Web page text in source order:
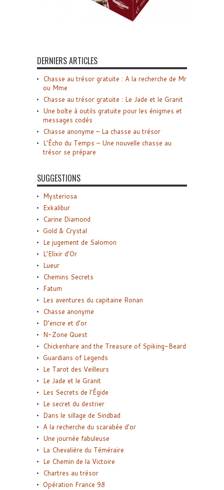
DERNIERS ARTICLES
Chasse au trésor gratuite : A la recherche de Mr
ou Mme
Chasse au trésor gratuite : Le Jade et le Granit
Une boîte à outils gratuite pour les énigmes et
messages codés
Chasse anonyme – La chasse au trésor
L’Écho du Temps – Une nouvelle chasse au
trésor se prépare
SUGGESTIONS
Mysteriosa
Exkalibur
Carine Diamond
Gold & Crystal
Le jugement de Salomon
L’Elixir d’Or
Lueur
Chemins Secrets
Fatum
Les aventures du capitaine Ronan
Chasse anonyme
D’encre et d’or
N-Zone Quest
Chickenhare and the Treasure of Spiking-Beard
Guardians of Legends
Le Tarot des Veilleurs
Le Jade et le Granit
Les Secrets de l’Égide
Le secret du destrier
Dans le sillage de Sindbad
A la recherche du scarabée d’or
Une journée fabuleuse
La Chevalière du Téméraire
Le Chemin de la Victoire
Chartres au trésor
Opération France 98